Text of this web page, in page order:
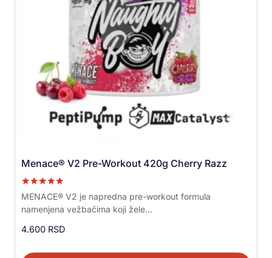
Menace® V2 Pre-Workout 420g Cherry Razz
Ocenjeno sa
5.00
od 5
MENACE® V2 je napredna pre-workout formula
namenjena vežbačima koji žele...
4.600 RSD